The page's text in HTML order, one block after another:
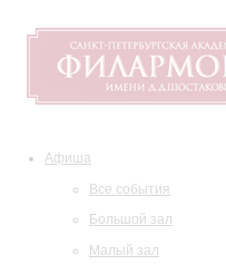
Афиша
Все события
Большой зал
Малый зал